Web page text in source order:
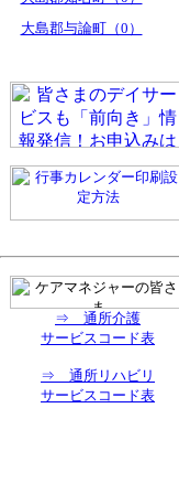
大島郡与論町（0）
⇒ 通所介護
サービスコード表
⇒ 通所リハビリ
サービスコード表